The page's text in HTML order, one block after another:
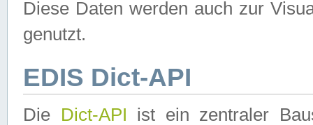
Diese Daten werden auch zur
genutzt.
EDIS Dict-API
Die Dict-API ist ein zentraler